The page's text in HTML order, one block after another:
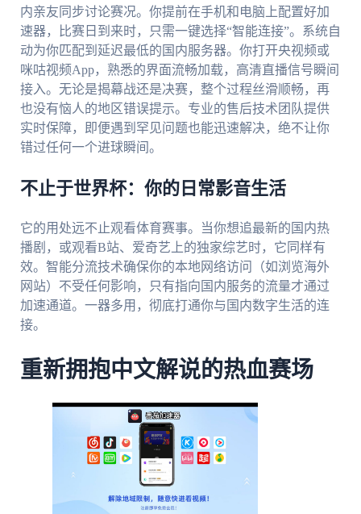
内亲友同步讨论赛况。你提前在手机和电脑上配置好加
速器，比赛日到来时，只需一键选择“智能连接”。系统自
动为你匹配到延迟最低的国内服务器。你打开央视频或
咪咕视频App，熟悉的界面流畅加载，高清直播信号瞬间
接入。无论是揭幕战还是决赛，整个过程丝滑顺畅，再
也没有恼人的地区错误提示。专业的售后技术团队提供
实时保障，即便遇到罕见问题也能迅速解决，绝不让你
错过任何一个进球瞬间。
不止于世界杯：你的日常影音生活
它的用处远不止观看体育赛事。当你想追最新的国内热
播剧，或观看B站、爱奇艺上的独家综艺时，它同样有
效。智能分流技术确保你的本地网络访问（如浏览海外
网站）不受任何影响，只有指向国内服务的流量才通过
加速通道。一器多用，彻底打通你与国内数字生活的连
接。
重新拥抱中文解说的热血赛场